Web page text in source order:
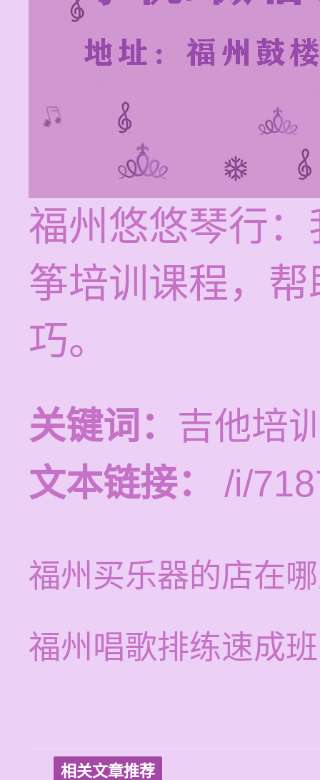
福州悠悠琴行
筝培训课程，
巧。
关键词： 吉他培
文本链接：
/i/
福州买乐器的店在
福州唱歌排练速成
相关文章推荐